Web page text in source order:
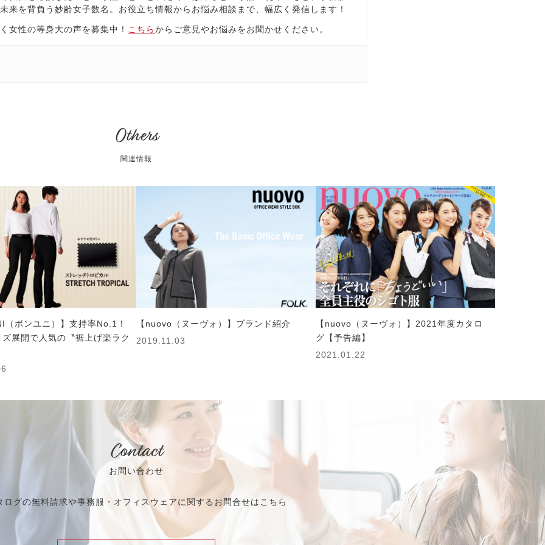
来を背負う妙齢女子数名。お役立ち情報からお悩み相談まで、幅広く発信します！
女性の等身大の声を募集中！ こちらからご意見やお悩みをお聞かせください。
Others
関連情報
（ボンユニ）】支持率No.1！
展開で人気の〝裾上げ楽ラク
【nuovo（ヌーヴォ）】ブランド紹介
2019.11.03
【nuovo（ヌーヴォ）】2021年度カタロ
グ【予告編】
2021.01.22
Contact
お問い合わせ
ログの無料請求や事務服・オフィスウェアに関するお問合せはこちら